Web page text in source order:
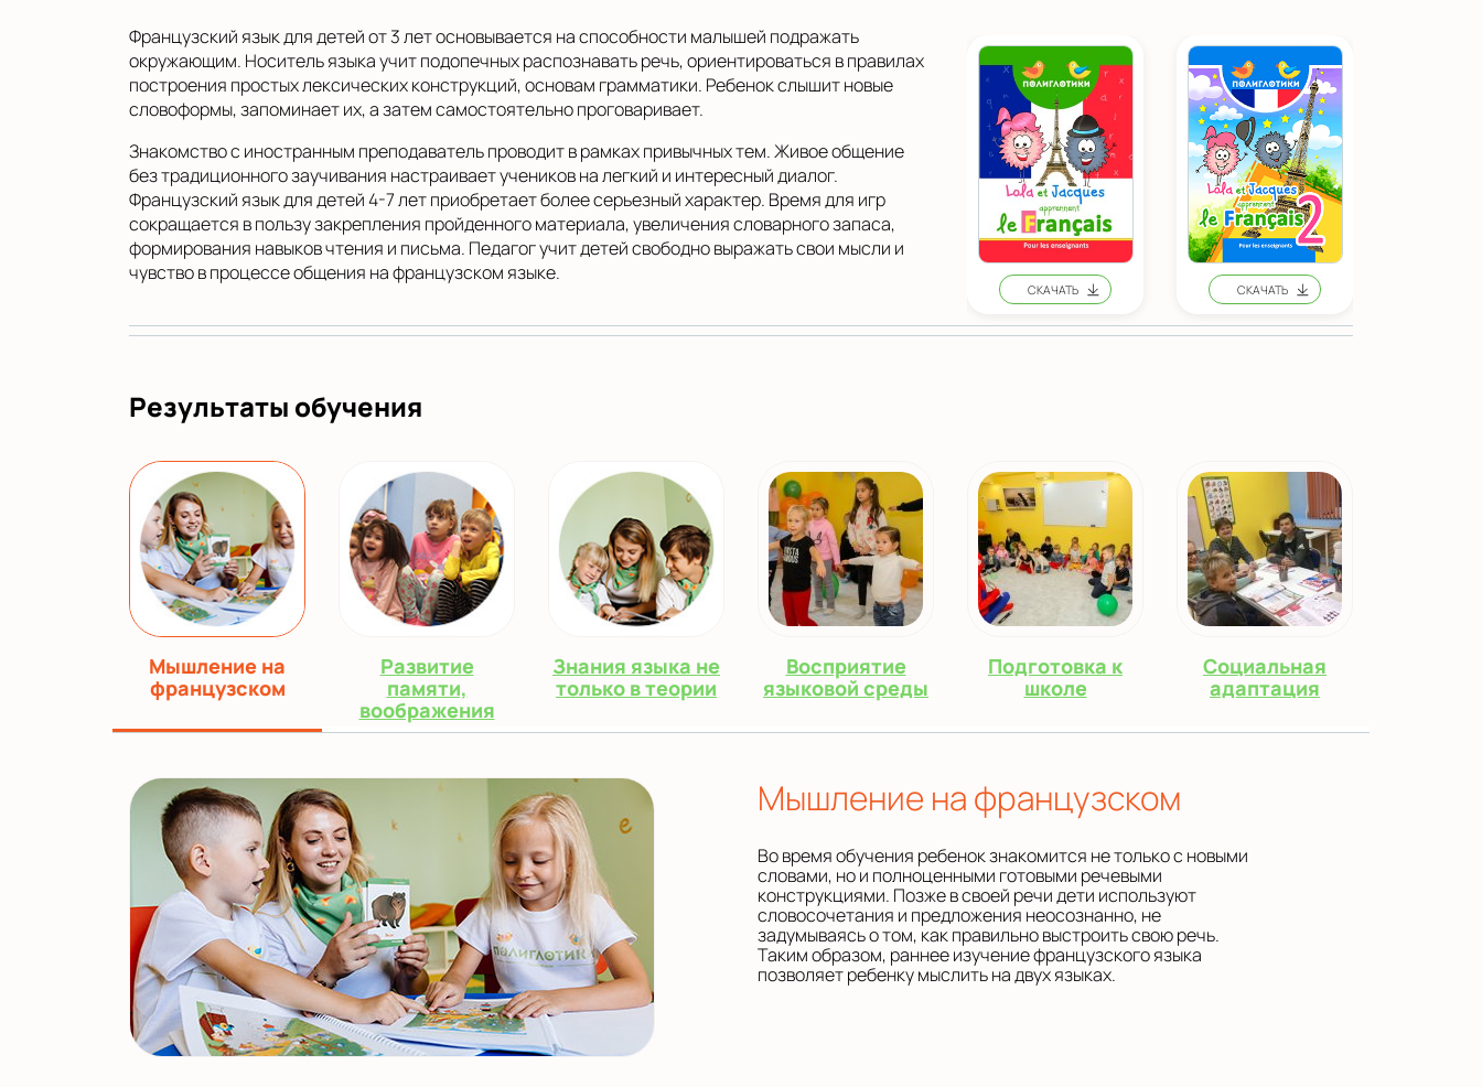
Французский язык для детей от 3 лет основывается на способности малышей подражать
окружающим. Носитель языка учит подопечных распознавать речь, ориентироваться в правилах
построения простых лексических конструкций, основам грамматики. Ребенок слышит новые
словоформы, запоминает их, а затем самостоятельно проговаривает.
Знакомство с иностранным преподаватель проводит в рамках привычных тем. Живое общение
без традиционного заучивания настраивает учеников на легкий и интересный диалог.
Французский язык для детей 4-7 лет приобретает более серьезный характер. Время для игр
сокращается в пользу закрепления пройденного материала, увеличения словарного запаса,
формирования навыков чтения и письма. Педагог учит детей свободно выражать свои мысли и
чувство в процессе общения на французском языке.
Результаты обучения
Мышление на
французском
Развитие
памяти,
воображения
Знания языка не
только в теории
Восприятие
языковой среды
Подготовка к
школе
Социальная
адаптация
Мышление на французском
Во время обучения ребенок знакомится не только с новыми
словами, но и полноценными готовыми речевыми
конструкциями. Позже в своей речи дети используют
словосочетания и предложения неосознанно, не
задумываясь о том, как правильно выстроить свою речь.
Таким образом, раннее изучение французского языка
позволяет ребенку мыслить на двух языках.